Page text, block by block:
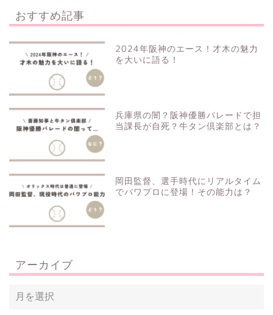
おすすめ記事
2024年阪神のエース！才木の魅力
を大いに語る！
兵庫県の闇？阪神優勝パレードで担
当課長が自死？牛タン倶楽部とは？
岡田監督、選手時代にリアルタイム
でパワプロに登場！その能力は？
アーカイブ